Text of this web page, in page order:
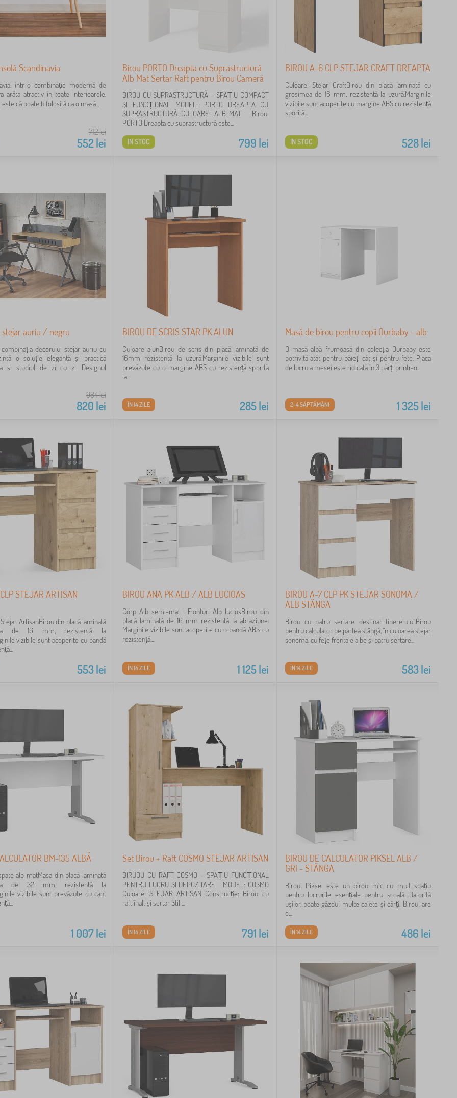
Scandinavia
într-o combinație modernă de
arăta atractiv în toate interioarele.
că poate fi folosită ca o masă...
712lei
552 lei
Birou PORTO Dreapta cu Suprastructură
Alb Mat Sertar Raft pentru Birou Cameră
BIROU CU SUPRASTRUCTURĂ – SPAȚIU COMPACT
ȘI FUNCȚIONAL MODEL: PORTO DREAPTA CU
SUPRASTRUCTURĂ CULOARE: ALB MAT Biroul
PORTO Dreapta cu suprastructură este...
799 lei
IN STOC
BIROU A-6 CLP STEJAR CRAFT DREAPTA
Culoare: Stejar CraftBirou din placă laminată cu
grosimea de 16 mm, rezistentă la uzură.Marginile
vizibile sunt acoperite cu margine ABS cu rezistență
sporită...
528lei
IN STOC
stejar auriu / negru
decorului stejar auriu cu
o soluție elegantă și practică
și studiul de zi cu zi. Designul
984lei
820 lei
BIROU DE SCRIS STAR PK ALUN
Culoare alunBirou de scris din placă laminată de
16mm rezistentă la uzură.Marginile vizibile sunt
prevăzute cu o margine ABS cu rezistență sporită
la...
285lei
ÎN 14 ZILE
Masă de birou pentru copii Ourbaby - alb
O masă albă frumoasă din colecția Ourbaby este
potrivită atât pentru băieți cât și pentru fete. Placa
de lucru a mesei este ridicată în 3 părți printr-o...
1 325lei
2-4 SĂPTĂMÂNI
STEJAR ARTISAN
ArtisanBirou din placă laminată
de 16 mm, rezistentă la
vizibile sunt acoperite cu bandă
553lei
BIROU ANA PK ALB / ALB LUCIOAS
Corp Alb semi-mat | Fronturi Alb luciosBirou din
placă laminată de 16 mm rezistentă la abraziune.
Marginile vizibile sunt acoperite cu o bandă ABS cu
rezistență...
1 125lei
ÎN 14 ZILE
BIROU A-7 CLP PK STEJAR SONOMA /
ALB STÂNGA
Birou cu patru sertare destinat tineretului.Birou
pentru calculator pe partea stângă, în culoarea stejar
sonoma, cu fețe frontale albe și patru sertare...
583lei
ÎN 14 ZILE
BM-135 ALBĂ
alb matMasa din placă laminată
de 32 mm, rezistentă la
vizibile sunt prevăzute cu cant
1 007lei
Set Birou + Raft COSMO STEJAR ARTISAN
BIRUOU CU RAFT COSMO - SPAȚIU FUNCȚIONAL
PENTRU LUCRU ȘI DEPOZITARE MODEL: COSMO
Culoare: STEJAR ARTISAN Construcție: Birou cu
raft înalt și sertar Stil:...
791 lei
ÎN 14 ZILE
BIROU DE CALCULATOR PIKSEL ALB /
GRI - STÂNGA
Biroul Piksel este un birou mic cu mult spațiu
pentru lucrurile esențiale pentru școală. Datorită
ușilor, poate găzdui multe caiete și cărți. Biroul are
o...
486 lei
ÎN 14 ZILE